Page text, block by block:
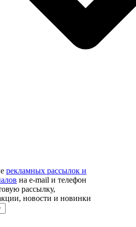
рекламных рассылок и
на e‑mail и телефон
рассылку,
новости и новинки